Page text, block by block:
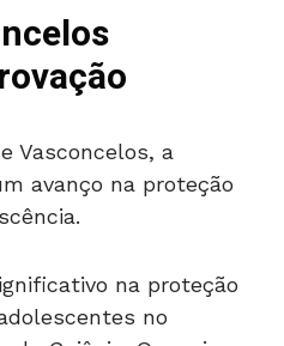
Vasconcelos, a
avanço na proteção
na proteção
no